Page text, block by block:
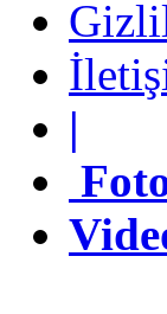
Gizlilik
İletişim
Fotoğraf
Video Galeri
|